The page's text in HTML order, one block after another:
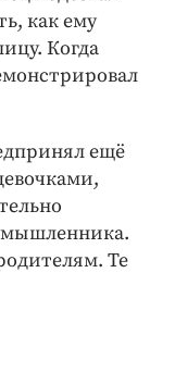
как ему
Когда
ещё
Те